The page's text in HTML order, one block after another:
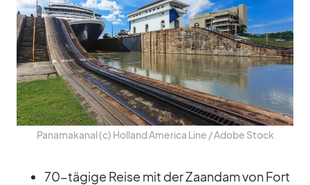
Pa­na­ma­ka­nal (c) Hol­land Ame­rica Line /​ Adobe Stock
70-tä­gige Reise mit der Za­an­dam von Fort